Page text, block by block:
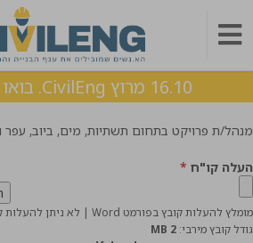
16.10 מרוץ CivilEng. בואו להירשם >>
מנהל/ת פרויקט בתחום תשתיות, מים, ביוב, עפר
העלה קו"ח *
מומלץ להעלות קובץ בפורמט Word | לא ניתן להעלות קובץ השמור בשם עם הסימן (")
גודל קובץ מירבי: 2 MB